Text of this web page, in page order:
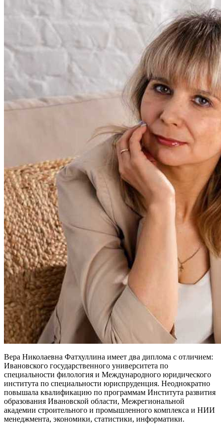
Вера Николаевна Фатхуллина имеет два диплома с отличием:
Ивановского государственного университета по
специальности филология и Международного юридического
института по специальности юриспруденция. Неоднократно
повышала квалификацию по программам Института развития
образования Ивановской области, Межрегиональной
академии строительного и промышленного комплекса и НИИ
менеджмента, экономики, статистики, информатики.